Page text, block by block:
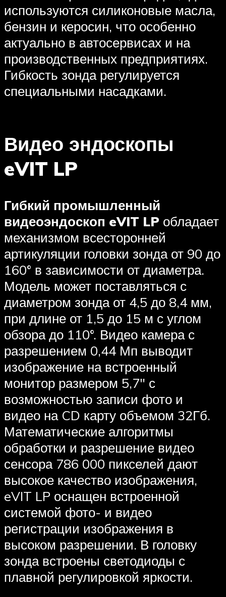
используются силиконовые масла,
бензин и керосин, что особенно
актуально в автосервисах и на
производственных предприятиях.
Гибкость зонда регулируется
специальными насадками.
Видео эндоскопы
eVIT LP
Гибкий промышленный
видеоэндоскоп eVIT LP обладает
механизмом всесторонней
артикуляции головки зонда от 90 до
160° в зависимости от диаметра.
Модель может поставляться с
диаметром зонда от 4,5 до 8,4 мм,
при длине от 1,5 до 15 м с углом
обзора до 110°. Видео камера с
разрешением 0,44 Мп выводит
изображение на встроенный
монитор размером 5,7″ с
возможностью записи фото и
видео на CD карту объемом 32Гб.
Математические алгоритмы
обработки и разрешение видео
сенсора 786 000 пикселей дают
высокое качество изображения,
eVIT LP оснащен встроенной
системой фото- и видео
регистрации изображения в
высоком разрешении. В головку
зонда встроены светодиоды с
плавной регулировкой яркости.